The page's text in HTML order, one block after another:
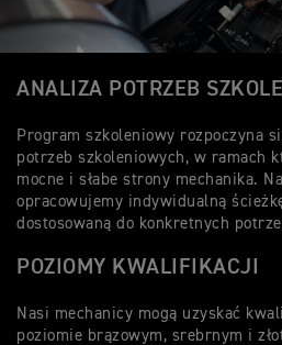
ANALIZA POTRZEB
Program szkoleniowy rozpoczyna
potrzeb szkoleniowych, w ramach
mocne i słabe strony mechanika.
opracowujemy indywidualną
dostosowaną do konkretnych
POZIOMY KWALIFIKACJI
Nasi mechanicy mogą uzyskać
poziomie brązowym, srebrnym i